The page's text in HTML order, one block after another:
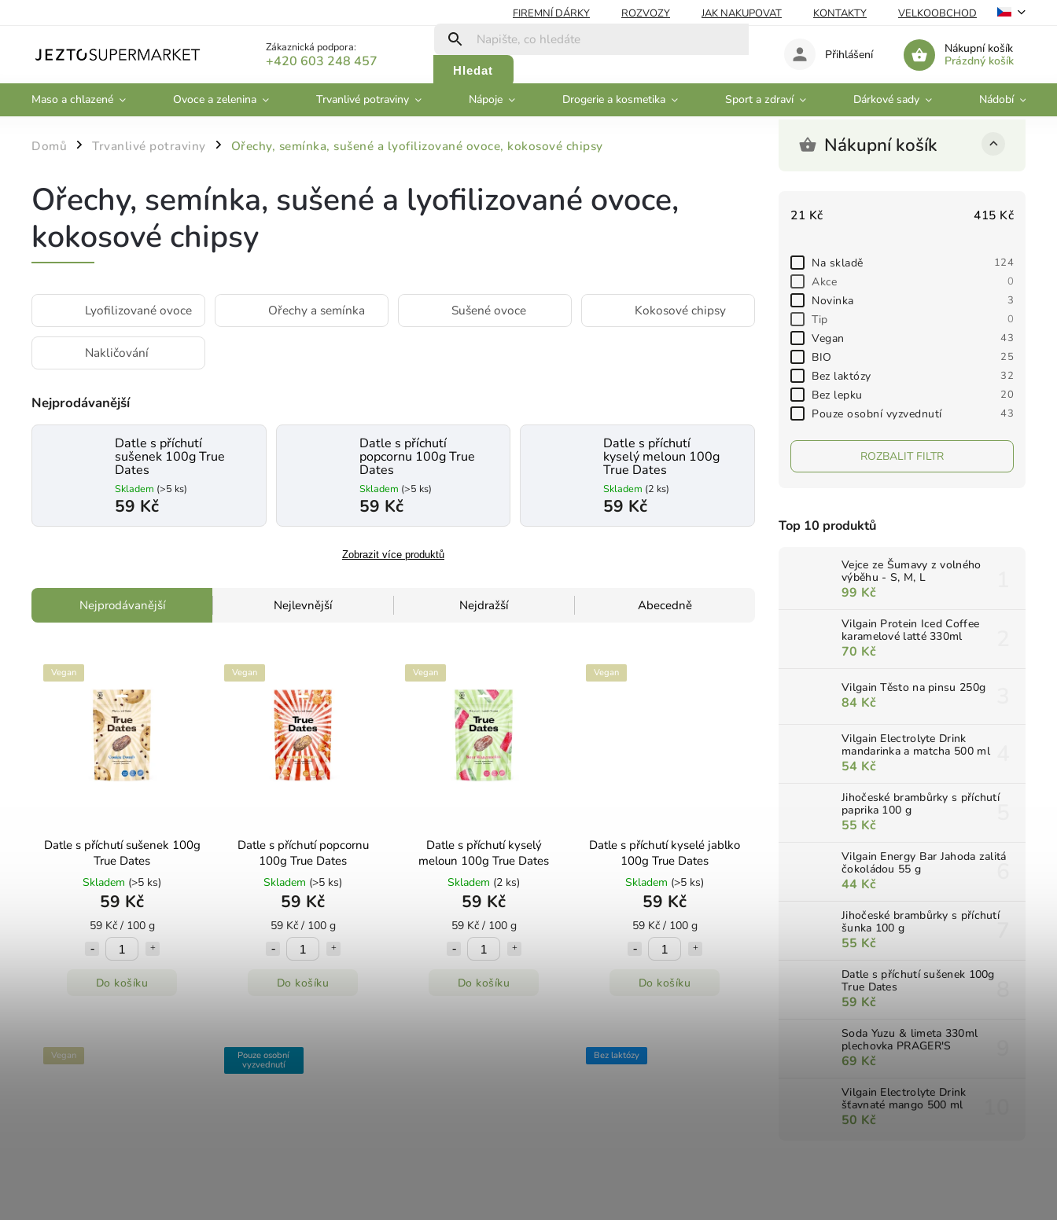
FIREMNÍ DÁRKY ROZVOZY JAK NAKUPOVAT KONTAKTY VELKOOBCHOD
Zákaznická podpora:
+420 603 248 457
Hledat
Nákupní košík
Prázdný košík
Přihlášení
Maso a chlazené Ovoce a zelenina Trvanlivé potraviny Nápoje Drogerie a kosmetika Sport a zdraví Dárkové sady Nádobí
Domů / Trvanlivé potraviny / Ořechy, semínka, sušené a lyofilizované ovoce, kokosové chipsy Nákupní košík
21 Kč 415 Kč
Na skladě 124
Akce 0
Novinka 3
Tip 0
Vegan 43
BIO 25
Bez laktózy 32
Bez lepku 20
Pouze osobní vyzvednutí 43
ROZBALIT FILTR
Top 10 produktů
Vejce ze Šumavy z volného
výběhu - S, M, L
99 Kč
Vilgain Protein Iced Coffee
karamelové latté 330ml
70 Kč
Vilgain Těsto na pinsu 250g
84 Kč
Vilgain Electrolyte Drink
mandarinka a matcha 500 ml
54 Kč
Jihočeské brambůrky s příchutí
paprika 100 g
55 Kč
Vilgain Energy Bar Jahoda zalitá
čokoládou 55 g
44 Kč
Jihočeské brambůrky s příchutí
šunka 100 g
55 Kč
Datle s příchutí sušenek 100g
True Dates
59 Kč
Soda Yuzu & limeta 330ml
plechovka PRAGER'S
69 Kč
Vilgain Electrolyte Drink
šťavnaté mango 500 ml
50 Kč
Ořechy, semínka, sušené a lyofilizované ovoce,
kokosové chipsy
Lyofilizované ovoce Ořechy a semínka Sušené ovoce Kokosové chipsy
Nakličování
Nejprodávanější
Datle s příchutí
sušenek 100g True
Dates
Skladem (>5 ks)
59 Kč
Datle s příchutí
popcornu 100g True
Dates
Skladem (>5 ks)
59 Kč
Datle s příchutí
kyselý meloun 100g
True Dates
Skladem (2 ks)
59 Kč
Zobrazit více produktů
Nejprodávanější Nejlevnější Nejdražší Abecedně
Vegan
Datle s příchutí sušenek 100g
True Dates
Skladem (>5 ks)
59 Kč
59 Kč / 100 g
Do košíku
Vegan
Datle s příchutí popcornu
100g True Dates
Skladem (>5 ks)
59 Kč
59 Kč / 100 g
Do košíku
Vegan
Datle s příchutí kyselý
meloun 100g True Dates
Skladem (2 ks)
59 Kč
59 Kč / 100 g
Do košíku
Vegan
Datle s příchutí kyselé jablko
100g True Dates
Skladem (>5 ks)
59 Kč
59 Kč / 100 g
Do košíku
Vegan
Pouze osobní
vyzvednutí
Bez laktózy